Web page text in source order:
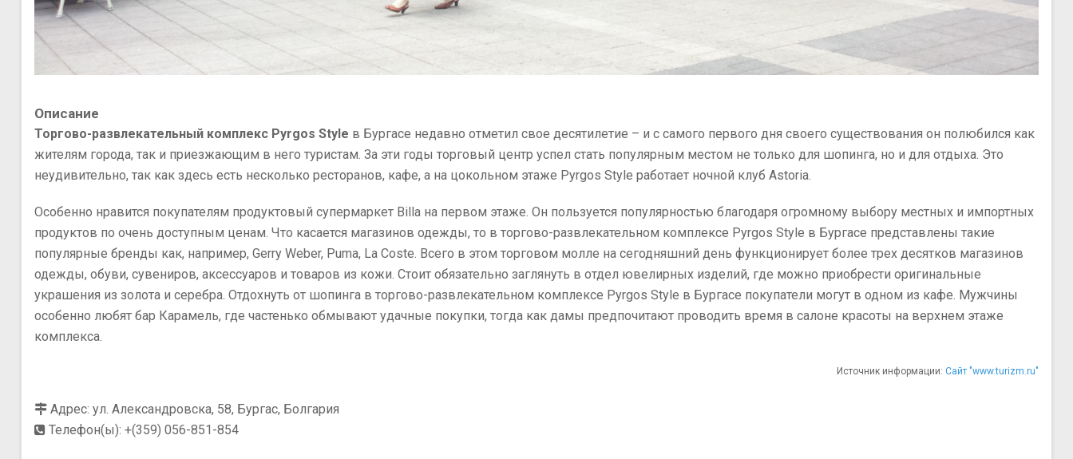
Описание
Торгово-развлекательный комплекс Pyrgos Style в Бургасе недавно отметил свое десятилетие – и с самого первого дня своего существования он полюбился как
жителям города, так и приезжающим в него туристам. За эти годы торговый центр успел стать популярным местом не только для шопинга, но и для отдыха. Это
неудивительно, так как здесь есть несколько ресторанов, кафе, а на цокольном этаже Pyrgos Style работает ночной клуб Astoria.
Особенно нравится покупателям продуктовый супермаркет Billa на первом этаже. Он пользуется популярностью благодаря огромному выбору местных и импортных
продуктов по очень доступным ценам. Что касается магазинов одежды, то в торгово-развлекательном комплексе Pyrgos Style в Бургасе представлены такие
популярные бренды как, например, Gerry Weber, Puma, La Coste. Всего в этом торговом молле на сегодняшний день функционирует более трех десятков магазинов
одежды, обуви, сувениров, аксессуаров и товаров из кожи. Стоит обязательно заглянуть в отдел ювелирных изделий, где можно приобрести оригинальные
украшения из золота и серебра. Отдохнуть от шопинга в торгово-развлекательном комплексе Pyrgos Style в Бургасе покупатели могут в одном из кафе. Мужчины
особенно любят бар Карамель, где частенько обмывают удачные покупки, тогда как дамы предпочитают проводить время в салоне красоты на верхнем этаже
комплекса.
Источник информации: Сайт "www.turizm.ru"
Адрес: ул. Александровска, 58, Бургас, Болгария
Телефон(ы): +(359) 056-851-854